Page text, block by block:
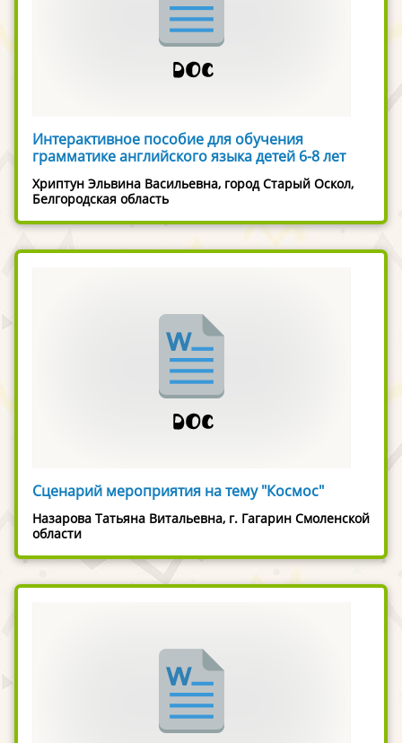
Интерактивное пособие для обучения
грамматике английского языка детей 6-8 лет
Хриптун Эльвина Васильевна, город Старый Оскол,
Белгородская область
Сценарий мероприятия на тему "Космос"
Назарова Татьяна Витальевна, г. Гагарин Смоленской
области